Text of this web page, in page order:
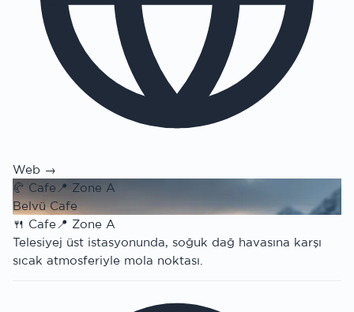
Web →
🥐 Cafe 📍 Zone A
Belvü Cafe
🍴 Cafe📍 Zone A
Telesiyej üst istasyonunda, soğuk dağ havasına karşı
sıcak atmosferiyle mola noktası.